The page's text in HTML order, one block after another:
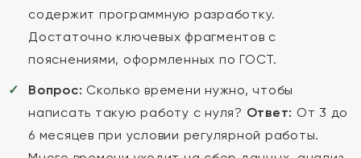
содержит программную разработку.
Достаточно ключевых фрагментов с
пояснениями, оформленных по ГОСТ.
Вопрос: Сколько времени нужно, чтобы
написать такую работу с нуля? Ответ: От 3 до
6 месяцев при условии регулярной работы.